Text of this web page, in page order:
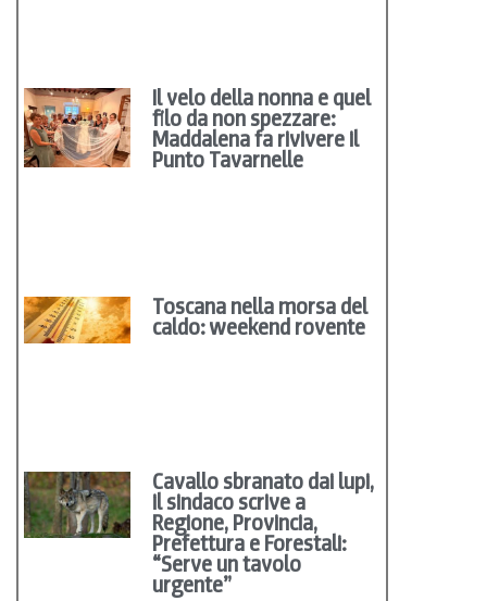
Il velo della nonna e quel
filo da non spezzare:
Maddalena fa rivivere il
Punto Tavarnelle
Toscana nella morsa del
caldo: weekend rovente
Cavallo sbranato dai lupi,
il sindaco scrive a
Regione, Provincia,
Prefettura e Forestali:
“Serve un tavolo
urgente”